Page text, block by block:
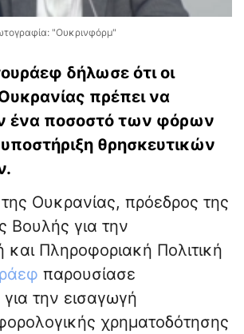
"Ουκρινφόρμ"
δήλωσε ότι οι
πρέπει να
ένα ποσοστό των φόρων
θρησκευτικών
Ουκρανίας, πρόεδρος της
Βουλής για την
και Πληροφοριακή Πολιτική
παρουσίασε
την εισαγωγή
χρηματοδότησης